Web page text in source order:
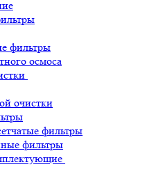
фильтры
осмоса
очистки
фильтры
фильтры